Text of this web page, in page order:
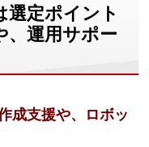
選定ポイント
、運用サポー
成支援や、ロボッ